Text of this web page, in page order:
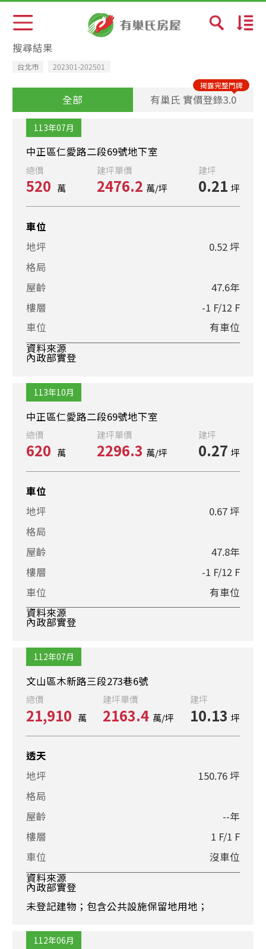
成交日期新→舊
總價少→多
單價少→多
搜尋結果
台北市 202301-202501
全部 有巢氏 實價登錄3.0
揭露完整門牌
113年07月
中正區仁愛路二段69號地下室
總價
520 萬
建坪單價
2476.2 萬/坪
建坪
0.21 坪
車位
地坪
0.52 坪
格局
屋齡
47.6年
樓層
-1 F/12 F
車位
有車位
資料來源
內政部實登
113年10月
中正區仁愛路二段69號地下室
總價
620 萬
建坪單價
2296.3 萬/坪
建坪
0.27 坪
車位
地坪
0.67 坪
格局
屋齡
47.8年
樓層
-1 F/12 F
車位
有車位
資料來源
內政部實登
112年07月
文山區木新路三段273巷6號
總價
21,910 萬
建坪單價
2163.4 萬/坪
建坪
10.13 坪
透天
地坪
150.76 坪
格局
屋齡
--年
樓層
1 F/1 F
車位
沒車位
資料來源
內政部實登
未登記建物；包含公共設施保留地用地；
112年06月